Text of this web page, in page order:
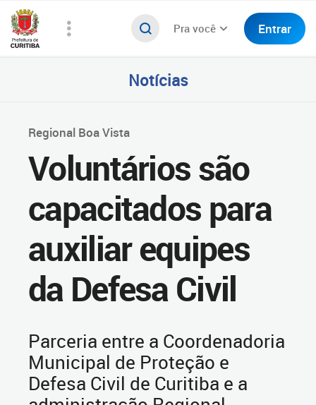
Pra você Entrar
Notícias
Regional Boa Vista
Voluntários são
capacitados para
auxiliar equipes
da Defesa Civil
Parceria entre a Coordenadoria
Municipal de Proteção e
Defesa Civil de Curitiba e a